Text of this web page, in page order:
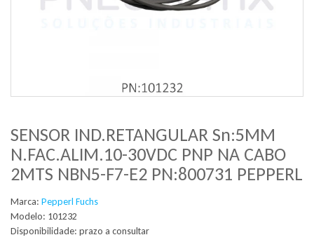
SENSOR IND.RETANGULAR Sn:5MM
N.FAC.ALIM.10-30VDC PNP NA CABO
2MTS NBN5-F7-E2 PN:800731 PEPPERL
Marca: Pepperl Fuchs
Modelo: 101232
Disponibilidade: prazo a consultar